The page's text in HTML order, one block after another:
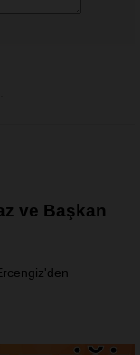
ve Başkan